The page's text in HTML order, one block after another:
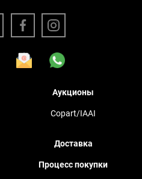
Аукционы
Copart/IAAI
Доставка
Процесс покупки